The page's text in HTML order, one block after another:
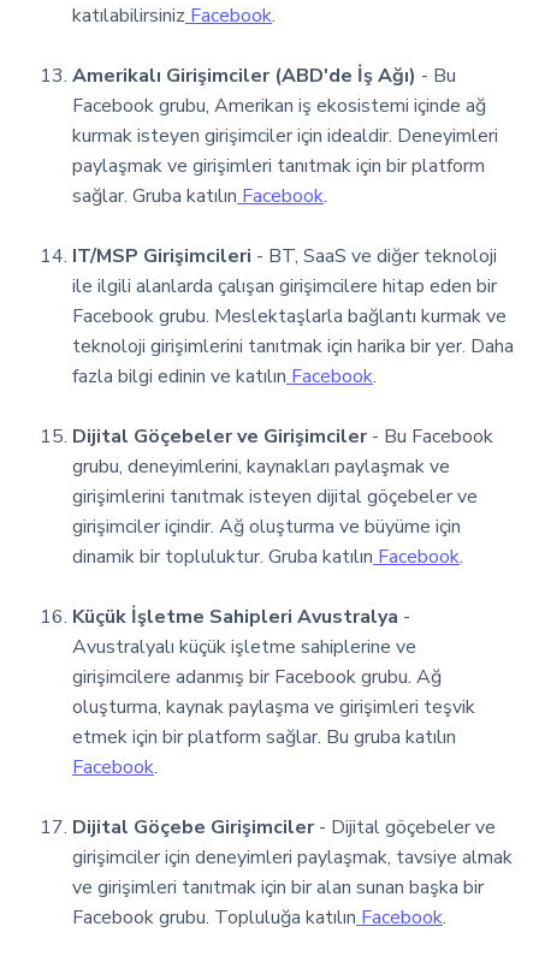
katılabilirsiniz Facebook.
Amerikalı Girişimciler (ABD'de İş Ağı) - Bu
Facebook grubu, Amerikan iş ekosistemi içinde ağ
kurmak isteyen girişimciler için idealdir. Deneyimleri
paylaşmak ve girişimleri tanıtmak için bir platform
sağlar. Gruba katılın Facebook.
IT/MSP Girişimcileri - BT, SaaS ve diğer teknoloji
ile ilgili alanlarda çalışan girişimcilere hitap eden bir
Facebook grubu. Meslektaşlarla bağlantı kurmak ve
teknoloji girişimlerini tanıtmak için harika bir yer. Daha
fazla bilgi edinin ve katılın Facebook.
Dijital Göçebeler ve Girişimciler- Bu Facebook
grubu, deneyimlerini, kaynakları paylaşmak ve
girişimlerini tanıtmak isteyen dijital göçebeler ve
girişimciler içindir. Ağ oluşturma ve büyüme için
dinamik bir topluluktur. Gruba katılın Facebook.
Küçük İşletme Sahipleri Avustralya -
Avustralyalı küçük işletme sahiplerine ve
girişimcilere adanmış bir Facebook grubu. Ağ
oluşturma, kaynak paylaşma ve girişimleri teşvik
etmek için bir platform sağlar. Bu gruba katılın
Facebook.
Dijital Göçebe Girişimciler- Dijital göçebeler ve
girişimciler için deneyimleri paylaşmak, tavsiye almak
ve girişimleri tanıtmak için bir alan sunan başka bir
Facebook grubu. Topluluğa katılın Facebook.